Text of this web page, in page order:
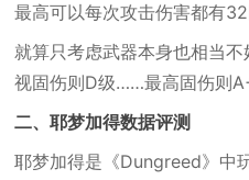
最高可以每次攻击伤害都有32
就算只考虑武器本身也相当
视固伤则D级……最高固伤则
二、耶梦加得数据评测
耶梦加得是《Dungreed》中